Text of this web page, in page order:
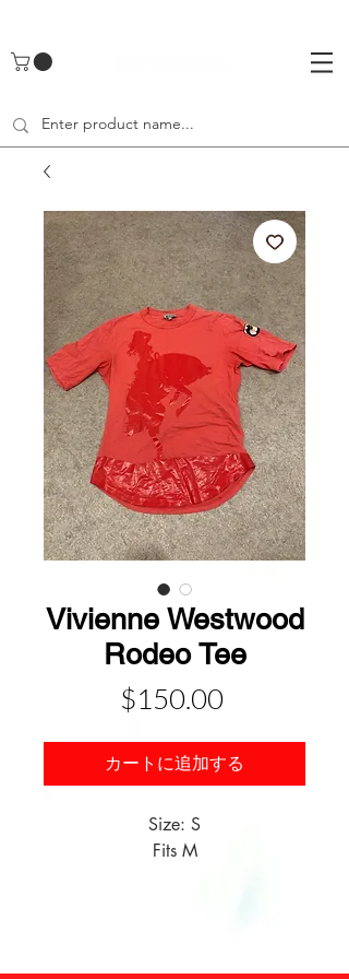
Vivienne Westwood
Rodeo Tee
$150.00価
カートに追加する
Size: S
Fits M